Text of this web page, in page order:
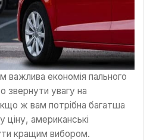
важлива економія пального
звернути увагу на
ж вам потрібна багатша
ціну, американські
кращим вибором.